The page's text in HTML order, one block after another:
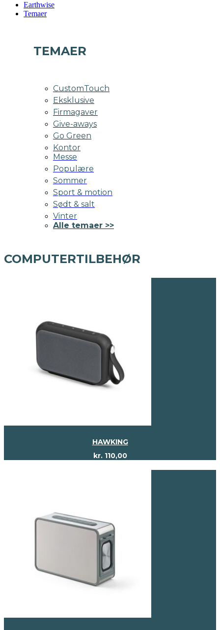
Earthwise
Temaer
TEMAER
CustomTouch
Eksklusive
Firmagaver
Give-aways
Go Green
Kontor
Messe
Populære
Sommer
Sport & motion
Sødt & salt
Vinter
Alle temaer >>
COMPUTERTILBEHØR
HAWKING
kr.110,00